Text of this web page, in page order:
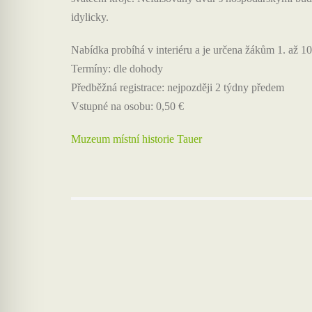
idylicky.
Nabídka probíhá v interiéru a je určena žákům 1. až
Termíny: dle dohody
Předběžná registrace: nejpozději 2 týdny předem
Vstupné na osobu: 0,50 €
Muzeum místní historie Tauer